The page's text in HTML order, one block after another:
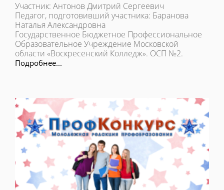
Участник: Антонов Дмитрий Сергеевич
Педагог, подготовивший участника: Баранова
Наталья Александровна
Государственное Бюджетное Профессиональное
Образовательное Учреждение Московской
области «Воскресенский Колледж». ОСП №2.
Подробнее...